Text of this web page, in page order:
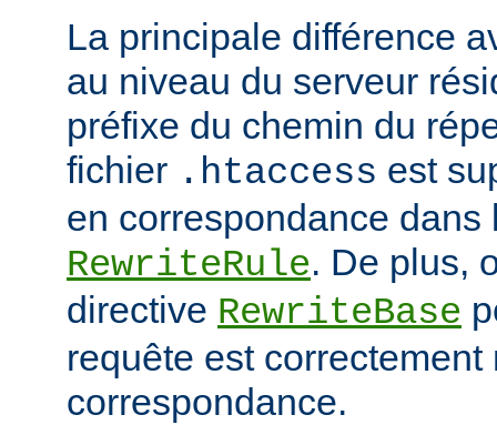
La principale différence
au niveau du serveur
préfixe du chemin du
fichier .htaccess est
en correspondance dans
RewriteRule. De plus,
directive RewriteBase
requête est correctement
correspondance.